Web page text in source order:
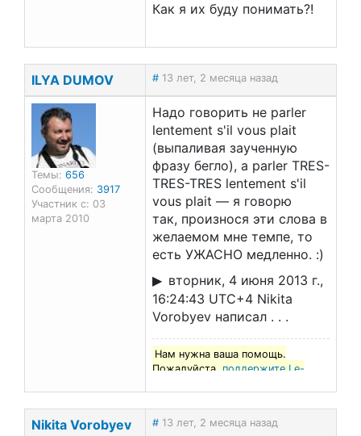
Как я их буду понимать?!
ILYA DUMOV # 13 лет, 2 месяца назад
Темы: 656
Сообщения: 3917
Участник с: 03
марта 2010
Надо говорить не parler
lentement s'il vous plait
(выпаливая заученную
фразу бегло), а parler TRES-
TRES-TRES lentement s'il
vous plait — я говорю
так, произнося эти слова в
желаемом мне темпе, то
есть УЖАСНО медленно. :)
вторник, 4 июня 2013 г.,
16:24:43 UTC+4 Nikita
Vorobyev написал . . .
Нам нужна ваша помощь.
Пожалуйста,поддержите Le-
Nikita Vorobyev # 13 лет, 2 месяца назад